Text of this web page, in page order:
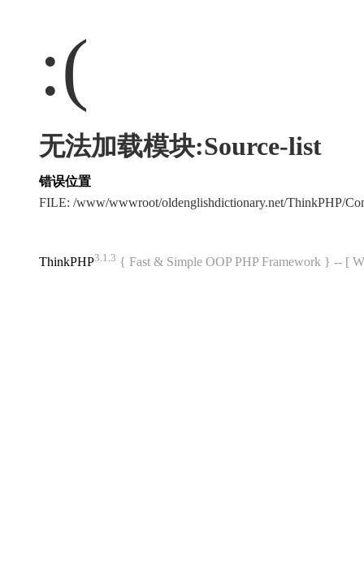
:(
无法加载模块:Source-list
错误位置
FILE: /www/wwwroot/oldenglishdictionary.net/ThinkPHP/
ThinkPHP3.1.3 { Fast & Simple OOP PHP Framework } -- [